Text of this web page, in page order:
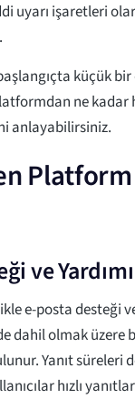
uyarı işaretleri
küçük
ne kadar
anlayabilirsiniz.
Platform
ve Yardımı
e-posta desteği
dahil olmak üzere
Yanıt süreleri
hızlı